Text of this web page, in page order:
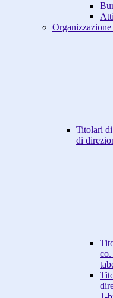
Organizzazione
Titolari
di
co.